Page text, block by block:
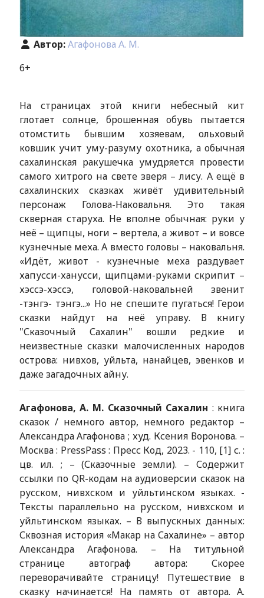
Автор:Агафонова А. М.
6+
На страницах этой книги небесный кит
глотает солнце, брошенная обувь пытается
отомстить бывшим хозяевам, ольховый
ковшик учит уму-разуму охотника, а обычная
сахалинская ракушечка умудряется провести
самого хитрого на свете зверя – лису. А ещё в
сахалинских сказках живёт удивительный
персонаж Голова-Наковальня. Это такая
скверная старуха. Не вполне обычная: руки у
неё – щипцы, ноги – вертела, а живот – и вовсе
кузнечные меха. А вместо головы – наковальня.
«Идёт, живот - кузнечные меха раздувает
хапусси-ханусси, щипцами-руками скрипит –
хэссэ-хэссэ, головой-наковальней звенит
-тэнгэ- тэнгэ...» Но не спешите пугаться! Герои
сказки найдут на неё управу. В книгу
"Сказочный Сахалин" вошли редкие и
неизвестные сказки малочисленных народов
острова: нивхов, уйльта, нанайцев, эвенков и
даже загадочных айну.
Агафонова, А. М. Сказочный Сахалин : книга
сказок / немного автор, немного редактор –
Александра Агафонова ; худ. Ксения Воронова. –
Москва : PressPass : Пресс Код, 2023. - 110, [1] с. :
цв. ил. ; – (Сказочные земли). – Содержит
ссылки по QR-кодам на аудиоверсии сказок на
русском, нивхском и уйльтинском языках. -
Тексты параллельно на русском, нивхском и
уйльтинском языках. – В выпускных данных:
Сквозная история «Макар на Сахалине» – автор
Александра Агафонова. – На титульной
странице автограф автора: Скорее
переворачивайте страницу! Путешествие в
сказку начинается! На память от автора. А.